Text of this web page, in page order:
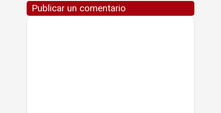
Publicar un comentario